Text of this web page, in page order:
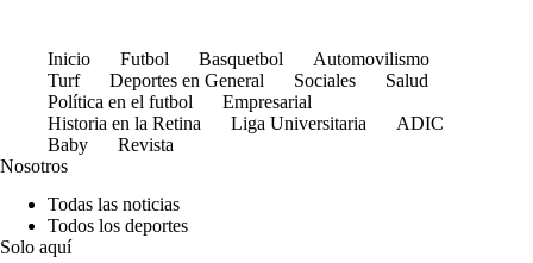
Inicio Futbol Basquetbol
Automovilismo
Turf
Deportes en General Sociales
Salud
Política en el futbol
Empresarial
Historia en la Retina
Liga Universitaria
ADIC
Baby
Revista
Nosotros
Todas las noticias
Todos los deportes
Solo aquí